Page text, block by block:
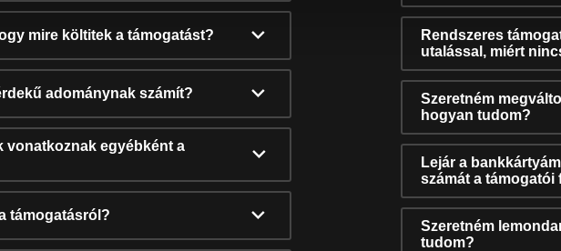
mire költitek a támogatást?
adománynak számít?
vonatkoznak egyébként a
támogatásról?
Rendszeres
utalással, miért
Szeretném
hogyan tudom?
Lejár a
számát a támogatói
Szeretném
tudom?